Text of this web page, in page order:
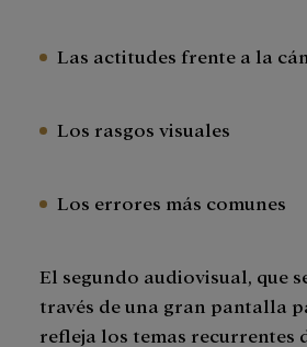
Las actitudes frente a la
Los rasgos visuales
Los errores más comunes
El segundo audiovisual, que
través de una gran pantalla
refleja los temas recurrentes